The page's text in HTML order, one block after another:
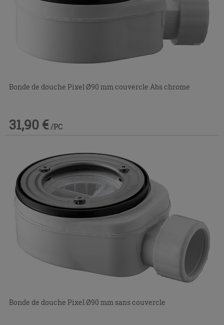
Bonde de douche Pixel Ø90 mm couvercle Abs chrome
31,90 € /PC
Bonde de douche Pixel Ø90 mm sans couvercle